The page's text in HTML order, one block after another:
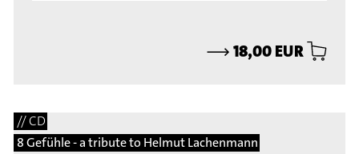
⟶18,00 EUR
// CD
8 Gefühle - a tribute to Helmut Lachenmann